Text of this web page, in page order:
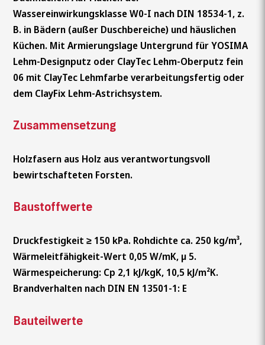
Wassereinwirkungsklasse W0-I nach DIN 18534-1, z.
B. in Bädern (außer Duschbereiche) und häuslichen
Küchen. Mit Armierungslage Untergrund für YOSIMA
Lehm-Designputz oder ClayTec Lehm-Oberputz fein
06 mit ClayTec Lehmfarbe verarbeitungsfertig oder
dem ClayFix Lehm-Astrichsystem.
Zusammensetzung
Holzfasern aus Holz aus verantwortungsvoll
bewirtschafteten Forsten.
Baustoffwerte
Druckfestigkeit ≥ 150 kPa. Rohdichte ca. 250 kg/m³,
Wärmeleitfähigkeit-Wert 0,05 W/mK, µ 5.
Wärmespeicherung: Cp 2,1 kJ/kgK, 10,5 kJ/m²K.
Brandverhalten nach DIN EN 13501-1: E
Bauteilwerte